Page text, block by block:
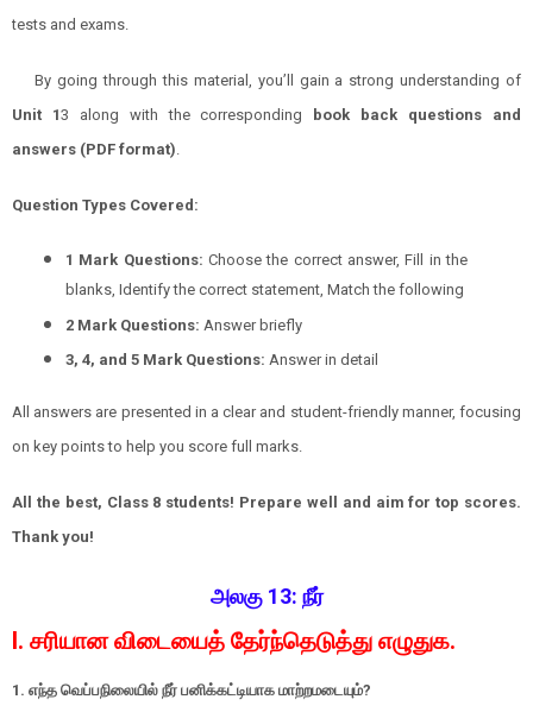
tests and exams.
By going through this material, you’ll gain a strong understanding of
Unit 13 along with the corresponding
book back questions and
answers (PDF format).
Question Types Covered:
1 Mark Questions: Choose the correct answer, Fill in the
blanks, Identify the correct statement, Match the following
2 Mark Questions: Answer briefly
3, 4, and 5 Mark Questions: Answer in detail
All answers are presented in a clear and student-friendly manner, focusing
on key points to help you score full marks.
All the best, Class 8 students! Prepare well and aim for top scores.
Thank you!
அலகு 13: நீர்
I. சரியான விடையைத் தேர்ந்தெடுத்து எழுதுக.
1. எந்த வெப்பநிலையில் நீர் பனிக்கட்டியாக மாற்றமடையும்?